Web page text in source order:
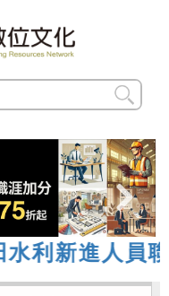
新進人員聯